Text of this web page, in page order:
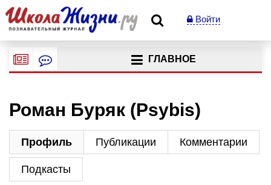
Войти
ГЛАВНОЕ
Роман Буряк (Psybis)
Профиль Публикации Комментарии
Подкасты